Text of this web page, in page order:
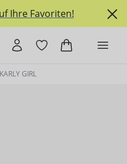
Ihre Favoriten!
KARLY GIRL